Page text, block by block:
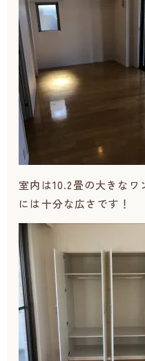
室内は10.2畳の大きな
には十分な広さです！